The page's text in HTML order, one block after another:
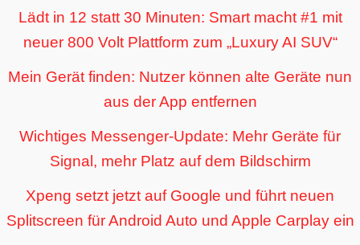
Lädt in 12 statt 30 Minuten: Smart macht #1 mit
neuer 800 Volt Plattform zum „Luxury AI SUV“
Mein Gerät finden: Nutzer können alte Geräte nun
aus der App entfernen
Wichtiges Messenger-Update: Mehr Geräte für
Signal, mehr Platz auf dem Bildschirm
Xpeng setzt jetzt auf Google und führt neuen
Splitscreen für Android Auto und Apple Carplay ein